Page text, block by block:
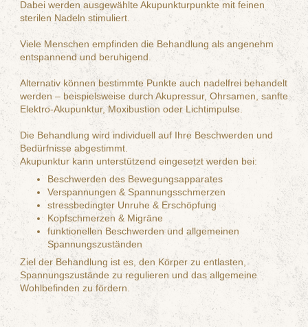
Dabei werden ausgewählte Akupunkturpunkte mit feinen
sterilen Nadeln stimuliert.
Viele Menschen empfinden die Behandlung als angenehm
entspannend und beruhigend.
Alternativ können bestimmte Punkte auch nadelfrei behandelt
werden – beispielsweise durch Akupressur, Ohrsamen, sanfte
Elektro-Akupunktur, Moxibustion oder Lichtimpulse.
Die Behandlung wird individuell auf Ihre Beschwerden und
Bedürfnisse abgestimmt.
Akupunktur kann unterstützend eingesetzt werden bei:
Beschwerden des Bewegungsapparates
Verspannungen & Spannungsschmerzen
stressbedingter Unruhe & Erschöpfung
Kopfschmerzen & Migräne
funktionellen Beschwerden und allgemeinen
Spannungszuständen
Ziel der Behandlung ist es, den Körper zu entlasten,
Spannungszustände zu regulieren und das allgemeine
Wohlbefinden zu fördern.